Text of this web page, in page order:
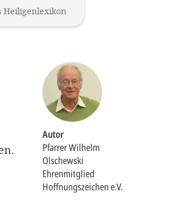
Heiligenlexikon
Autor
Pfarrer Wilhelm
Olschewski
Ehrenmitglied
Hoffnungszeichen e.V.